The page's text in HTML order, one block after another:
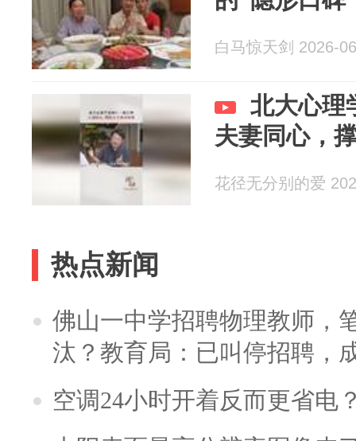
白马惊天剑 2026-
北大心理
夫妻同心，
花径无分别的爱
热点新闻
佛山一中学招聘物理教师，
汰？教育局：已叫停招聘，
空调24小时开着反而更省电